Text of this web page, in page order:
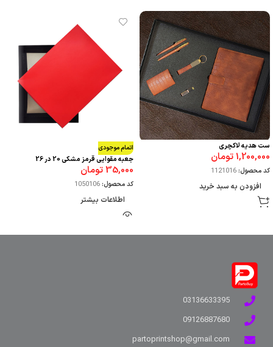
ست هدیه لاکچری
1,200,000تومان
کد محصول:1121016
افزودن به سبد خرید
اتمام موجودی
جعبه مقوایی قرمز مشکی 20 در 26
35,000تومان
کد محصول:1050106
اطلاعات بیشتر
03136633395
09126887680
partoprintshop@gmail.com